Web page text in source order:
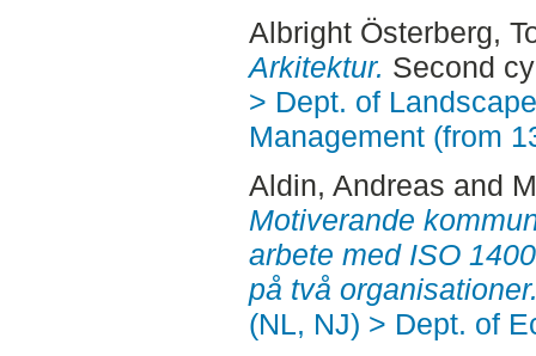
Albright Österberg,
Arkitektur. Second
> Dept. of
Management (from
Aldin, Andreas and
Motiverande
arbete med ISO
på två
(NL, NJ) > Dept. of